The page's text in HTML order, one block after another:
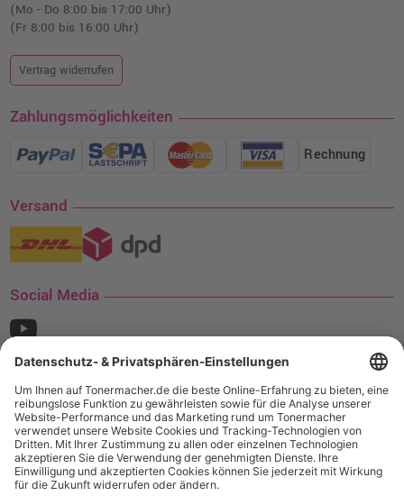
(Mo - Do 8:00 bis 17:00 Uhr)
(Fr 8:00 bis 16:00 Uhr)
Vertrag widerrufen
Zahlungsmöglichkeiten
Rechnung
Versand
Social Media
¹ Nur gültig für den Versand innerhalb Deutschlands. Befindet sich ein Warenwert
von mindestens 35€ (inkl. Mwst.) an Ampertec Artikeln in Ihrem Warenkorb, ist der
Versand für Sie kostenfrei.